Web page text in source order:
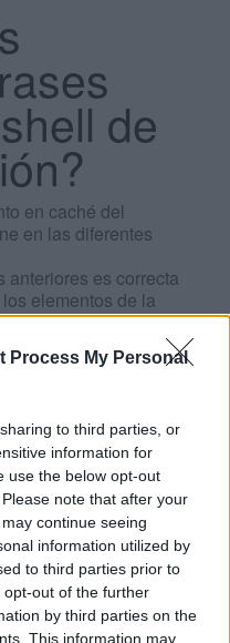
Process My Personal
to third parties, or
information for
use the below opt-out
note that after your
continue seeing
information utilized by
to third parties prior to
out of the further
by third parties on the
This information may
de
en caché del
en las diferentes
anteriores es correcta
elementos de la
específico de
rápida y cambia de
la página
rápida y
hasta presentar
cargada